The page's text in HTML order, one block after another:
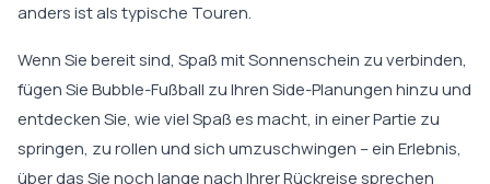
anders ist als typische Touren.
Wenn Sie bereit sind, Spaß mit Sonnenschein zu verbinden,
fügen Sie Bubble-Fußball zu Ihren Side-Planungen hinzu und
entdecken Sie, wie viel Spaß es macht, in einer Partie zu
springen, zu rollen und sich umzuschwingen – ein Erlebnis,
über das Sie noch lange nach Ihrer Rückreise sprechen